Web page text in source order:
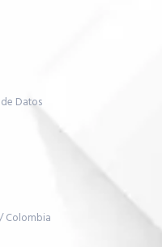
Datos
Colombia